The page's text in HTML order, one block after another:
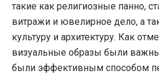
такие как религиозные панно,
витражи и ювелирное дело, а
культуру и архитектуру. Как
визуальные образы были
были эффективным способом